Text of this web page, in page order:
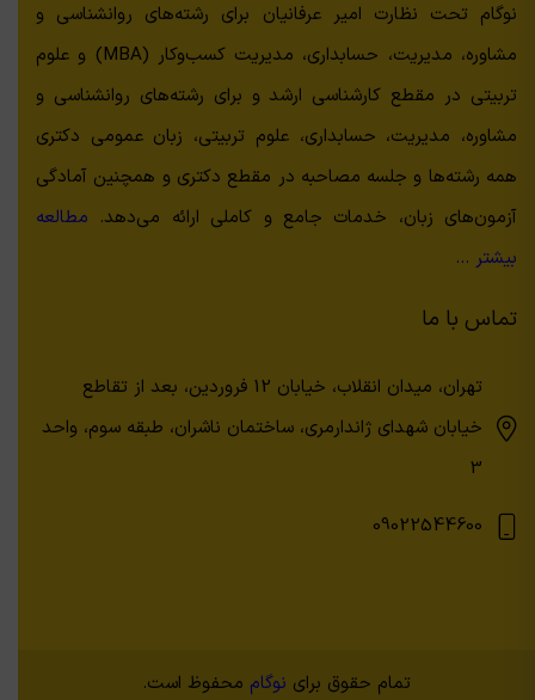
نوگام تحت نظارت امیر عرفانیان برای رشته‌های روانشناسی و
مشاوره، مدیریت، حسابداری، مدیریت کسب‌وکار (MBA) و علوم
تربیتی در مقطع کارشناسی ارشد و برای رشته‌های روانشناسی و
مشاوره، مدیریت، حسابداری، علوم تربیتی، زبان عمومی دکتری
همه رشته‌ها و جلسه مصاحبه در مقطع دکتری و همچنین آمادگی
آزمون‌های زبان، خدمات جامع و کاملی ارائه می‌دهد. مطالعه
بیشتر …
تماس با ما
تهران، میدان انقلاب، خیابان 12 فروردین، بعد از تقاطع
خیابان شهدای ژاندارمری، ساختمان ناشران، طبقه سوم، واحد
3
09022544600
تمام حقوق برای نوگام محفوظ است.